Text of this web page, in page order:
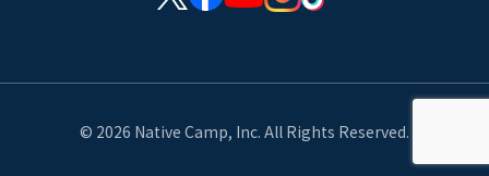
© 2026 Native Camp, Inc. All Rights Reserved.